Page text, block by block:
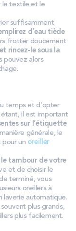
le textile et le
suffisamment
d’eau tiède
frotter doucement
rincez-le sous la
pouvez alors
temps et d’opter
il est important
sur l’étiquette
générale, le
pour un oreiller
tambour de votre
et de choisir le
terminé, vous
oreillers à
laverie automatique.
plus grands,
plus facilement.